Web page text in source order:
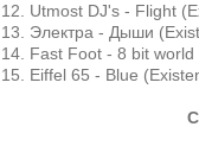
12. Utmost DJ's - Flight
13. Электра - Дыши
14. Fast Foot - 8 bit
15. Eiffel 65 - Blue